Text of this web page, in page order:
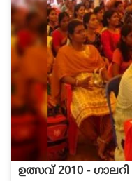
ഉത്സവ് 2010 - ഗാലറി